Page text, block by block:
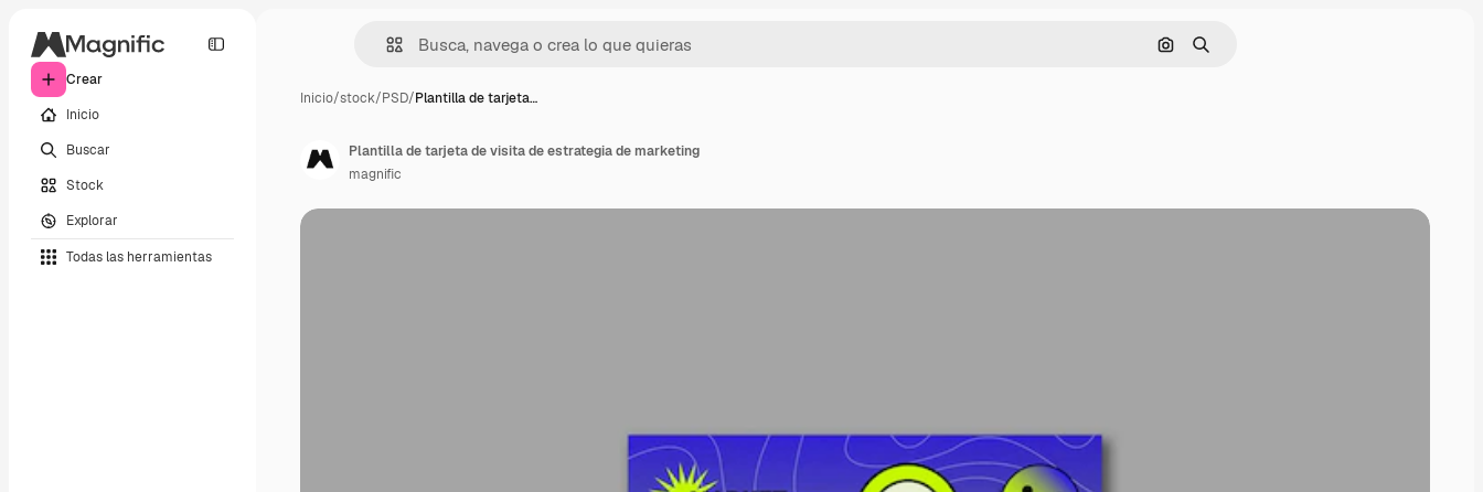
Crear
Inicio
Buscar
Stock
Explorar
Todas las herramientas
Buscar por imagen
Buscar
Inicio/stock/PSD/Plantilla de tarjeta…
Plantilla de tarjeta de visita de estrategia de marketing
magnific